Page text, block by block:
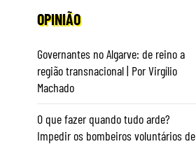
OPINIÃO
Governantes no Algarve: de reino a
região transnacional | Por Virgílio
Machado
O que fazer quando tudo arde?
Impedir os bombeiros voluntários de